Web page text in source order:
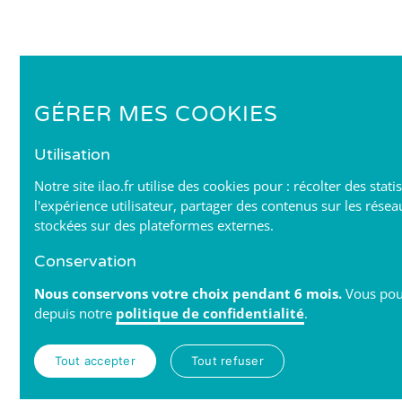
GÉRER MES COOKIES
Utilisation
Notre site ilao.fr utilise des cookies pour : récolter des
l'expérience utilisateur, partager des contenus sur les
stockées sur des plateformes externes.
Conservation
Nous conservons votre choix pendant 6 mois.Vous
depuis notre politique de confidentialité.
Tout accepter Tout refuser